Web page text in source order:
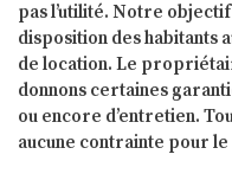
pas l’utilité. Notre
disposition des habitants
de location. Le
donnons certaines
ou encore d’entretien.
aucune contrainte pour